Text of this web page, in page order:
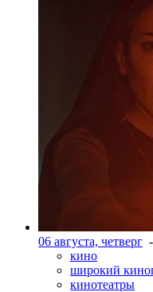
06 августа, четверг -
кино
широкий
кинотеатры